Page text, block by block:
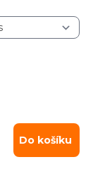
Do košíku